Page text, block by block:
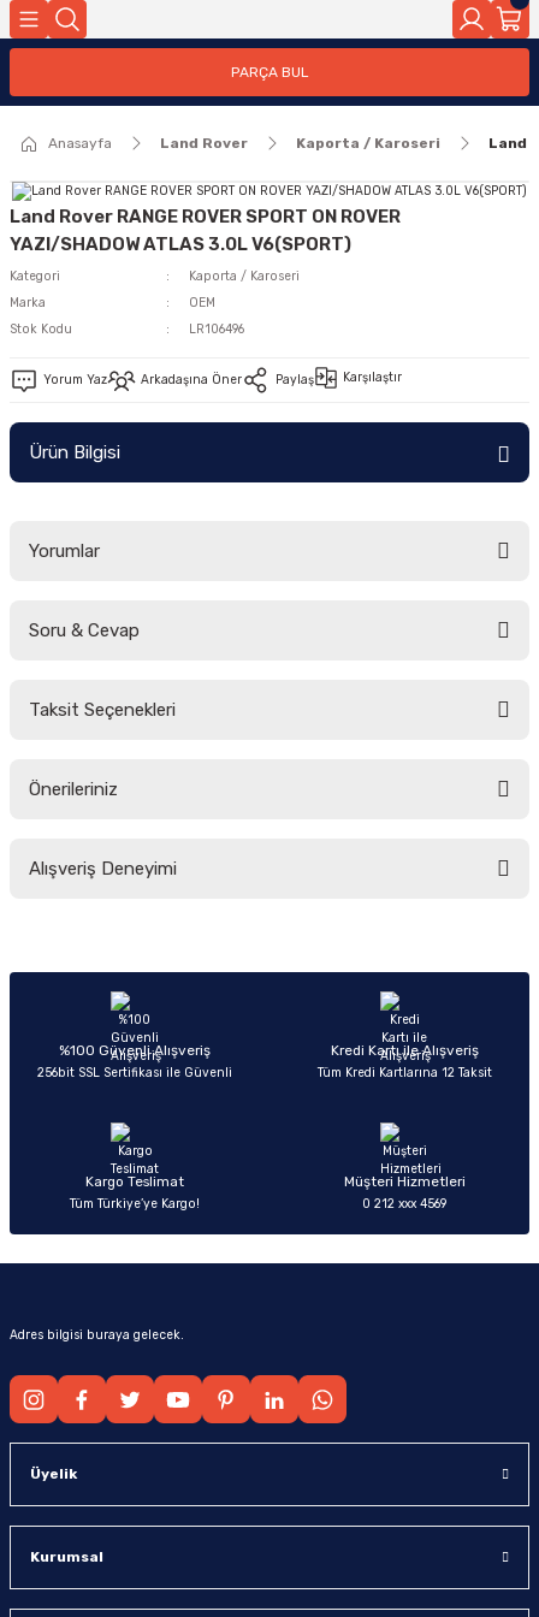
PARÇA BUL
Anasayfa Land Rover Kaporta / Karoseri Land
Land Rover RANGE ROVER SPORT ON ROVER
YAZI/SHADOW ATLAS 3.0L V6(SPORT)
Kategori
Kaporta / Karoseri
Marka
OEM
Stok Kodu
LR106496
Yorum Yaz Arkadaşına Öner Paylaş Karşılaştır
Ürün Bilgisi
Yorumlar
Soru & Cevap
Taksit Seçenekleri
Önerileriniz
yetersiz gördüğünüz noktaları öneri formunu kullanarak tarafımıza
Ürün açıklamasında eksik bilgiler bulunuyor.
Ürün bilgilerinde hatalar bulunuyor.
Ürün fiyatı diğer sitelerden daha pahalı.
Alışveriş Deneyimi
Sitemize ilk yorumu siz yapın!
%100 Güvenli Alışveriş
256bit SSL Sertifikası ile Güvenli
Kredi Kartı ile Alışveriş
Tüm Kredi Kartlarına 12 Taksit
Kargo Teslimat
Tüm Türkiye’ye Kargo!
Müşteri Hizmetleri
0 212 xxx 4569
Adres bilgisi buraya gelecek.
Üyelik
Kurumsal